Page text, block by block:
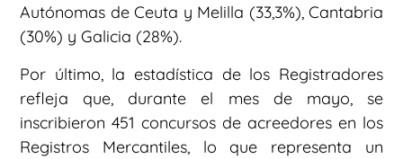
Autónomas de Ceuta y Melilla (33,3%), Cantabria
(30%) y Galicia (28%).
Por último, la estadística de los Registradores
refleja que, durante el mes de mayo, se
inscribieron 451 concursos de acreedores en los
Registros Mercantiles, lo que representa un